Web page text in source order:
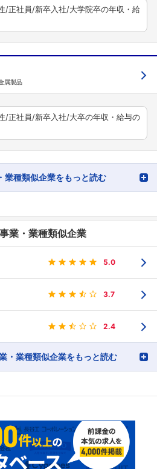
/正社員/新卒入社/大学院卒の年収・給
属製品
/正社員/新卒入社/大卒の年収・給与の
業種類似企業をもっと読む
業・業種類似企業
5.0
3.7
2.4
・業種類似企業をもっと読む